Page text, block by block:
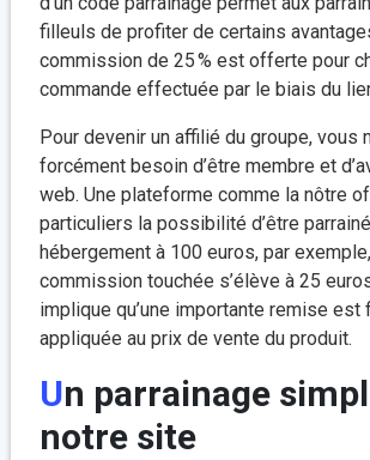
filleuls de profiter de certains
commission de 25 % est offerte pour
commande effectuée par le biais du
Pour devenir un affilié du groupe, vous
forcément besoin d’être membre et
web. Une plateforme comme la nôtre
particuliers la possibilité d’être
hébergement à 100 euros, par
commission touchée s’élève à 25
implique qu’une importante remise est
appliquée au prix de vente du produit.
Un parrainage simplifié sur
notre site